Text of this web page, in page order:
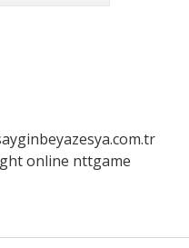
online nttgame